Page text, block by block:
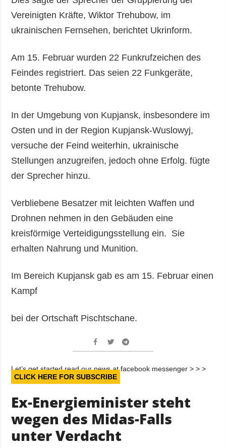
Vereinigten Kräfte, Wiktor Trehubow, im
ukrainischen Fernsehen, berichtet Ukrinform.
Am 15. Februar wurden 22 Funkrufzeichen des
Feindes registriert. Das seien 22 Funkgeräte,
betonte Trehubow.
In der Umgebung von Kupjansk, insbesondere im
Osten und in der Region Kupjansk-Wuslowyj,
versuche der Feind weiterhin, ukrainische
Stellungen anzugreifen, jedoch ohne Erfolg. fügte
der Sprecher hinzu.
Verbliebene Besatzer mit leichten Waffen und
Drohnen nehmen in den Gebäuden eine
kreisförmige Verteidigungsstellung ein. Sie
erhalten Nahrung und Munition.
Im Bereich Kupjansk gab es am 15. Februar einen
Kampf
bei der Ortschaft Pischtschane.
Let’s get started read our news at facebook messenger > > >
CLICK HERE FOR SUBSCRIBE
Ex-Energieminister steht
wegen des Midas-Falls
unter Verdacht